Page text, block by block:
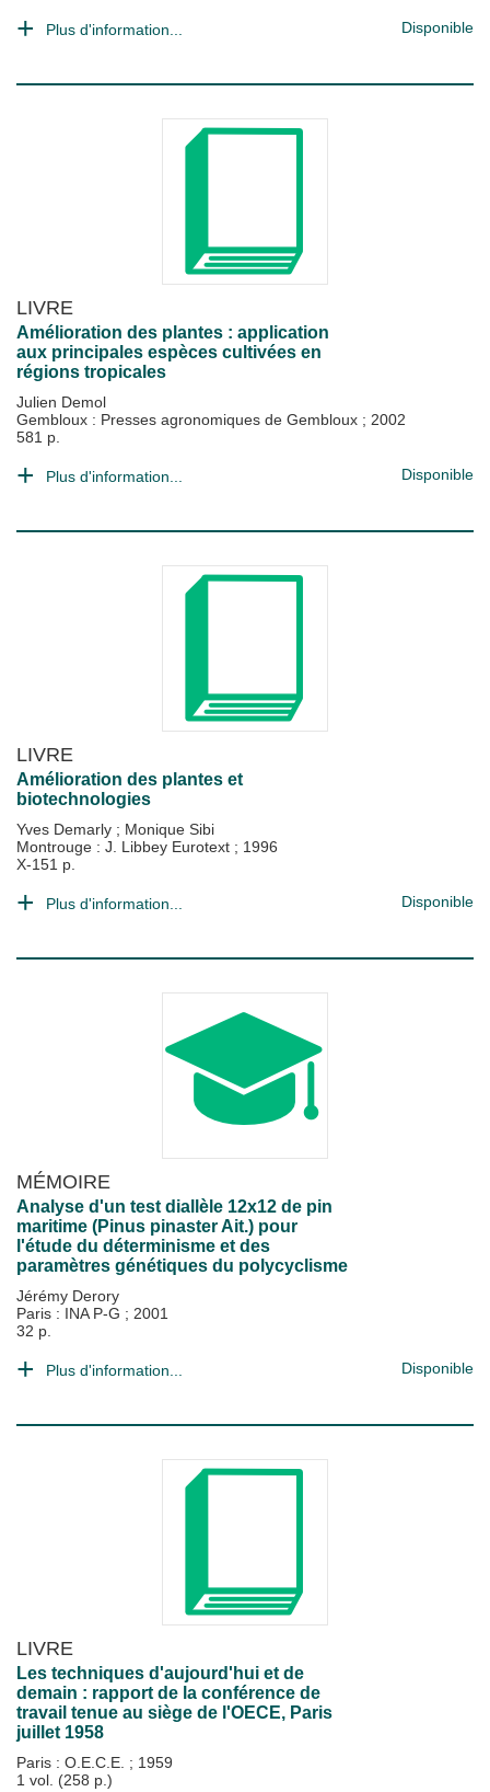
Plus d'information... Disponible
LIVRE
Amélioration des plantes : application
aux principales espèces cultivées en
régions tropicales
Julien Demol
Gembloux : Presses agronomiques de Gembloux ; 2002
581 p.
Plus d'information... Disponible
LIVRE
Amélioration des plantes et
biotechnologies
Yves Demarly ; Monique Sibi
Montrouge : J. Libbey Eurotext ; 1996
X-151 p.
Plus d'information... Disponible
MÉMOIRE
Analyse d'un test diallèle 12x12 de pin
maritime (Pinus pinaster Ait.) pour
l'étude du déterminisme et des
paramètres génétiques du polycyclisme
Jérémy Derory
Paris : INA P-G ; 2001
32 p.
Plus d'information... Disponible
LIVRE
Les techniques d'aujourd'hui et de
demain : rapport de la conférence de
travail tenue au siège de l'OECE, Paris
juillet 1958
Paris : O.E.C.E. ; 1959
1 vol. (258 p.)